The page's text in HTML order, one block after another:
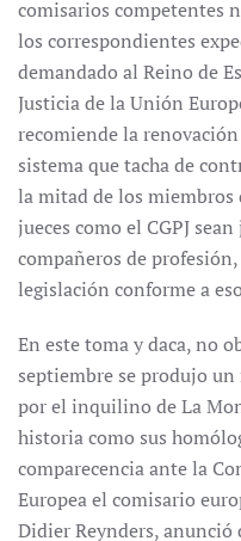
comisarios competentes
los correspondientes
demandado al Reino de
Justicia de la Unión
recomiende la
sistema que tacha de
la mitad de los miembros
jueces como el CGPJ
compañeros de
legislación conforme a
En este toma y daca, no
septiembre se produjo
por el inquilino de La
historia como sus
comparecencia ante la
Europea el comisario
Didier Reynders,